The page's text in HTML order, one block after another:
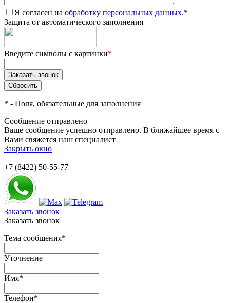
Я согласен на обработку персональных данных.*
Защита от автоматического заполнения
Введите символы с картинки*
* - Поля, обязательные для заполнения
Сообщение отправлено
Ваше сообщение успешно отправлено. В ближайшее время с
Вами свяжется наш специалист
Закрыть окно
+7 (8422) 50-55-77
Заказать звонок
Заказать звонок
Тема сообщения*
Уточнение
Имя*
Телефон*